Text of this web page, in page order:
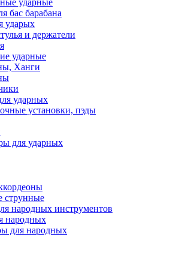
ударные
бас барабана
ударых
и держатели
ударные
Ханги
ударных
установки, пэды
для ударных
струнные
народных инструментов
народных
для народных